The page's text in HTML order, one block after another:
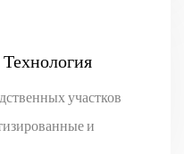
участков
и